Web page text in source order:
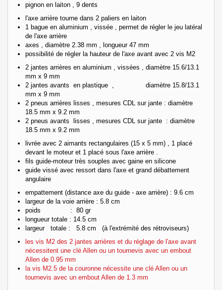
pignon en laiton , 9 dents
l'axe arrière tourne dans 2 paliers en laiton
1 bague en aluminium , vissée , permet de régler le jeu latéral
de l'axe arrière
axes , diamètre 2.38 mm , longueur 47 mm
possibilité de régler la hauteur de l'axe avant avec 2 vis M2
2 jantes arrières en aluminium , vissées , diamètre 15.6/13.1
mm x 9 mm
2 jantes avants en plastique , diamètre 15.8/13.1
mm x 9 mm
2 pneus arrières lisses , mesures CDL sur jante : diamètre
18.5 mm x 9.2 mm
2 pneus avants lisses , mesures CDL sur jante : diamètre
18.5 mm x 9.2 mm
livrée avec 2 aimants rectangulaires (15 x 5 mm) , 1 placé
devant le moteur et 1 placé sous l'axe arrière .
fils guide-moteur très souples avec gaine en silicone
guide vissé avec ressort dans l'axe et grand débattement
angulaire
empattement (distance axe du guide - axe arrière) : 9.6 cm
largeur de la voie arrière : 5.8 cm
poids : 80 gr
longueur totale : 14.5 cm
largeur totale : 5.8 cm (à l'extrémité des rétroviseurs)
les vis M2 des 2 jantes arrières et du réglage de l'axe avant
nécessitent une clé Allen ou un tournevis avec un embout
Allen de 0.95 mm
la vis M2.5 de la couronne nécessite une clé Allen ou un
tournevis avec un embout Allen de 1.3 mm